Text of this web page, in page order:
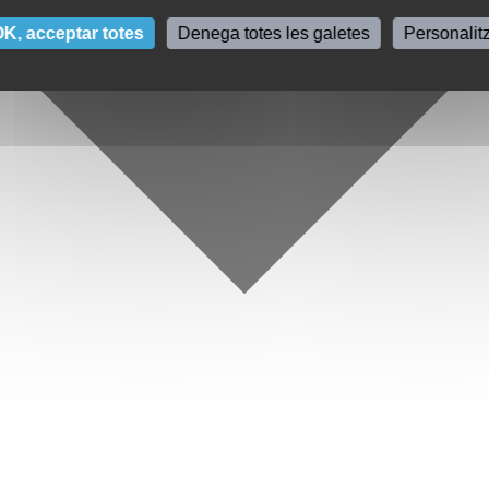
acceptar totes Denega totes les galetes